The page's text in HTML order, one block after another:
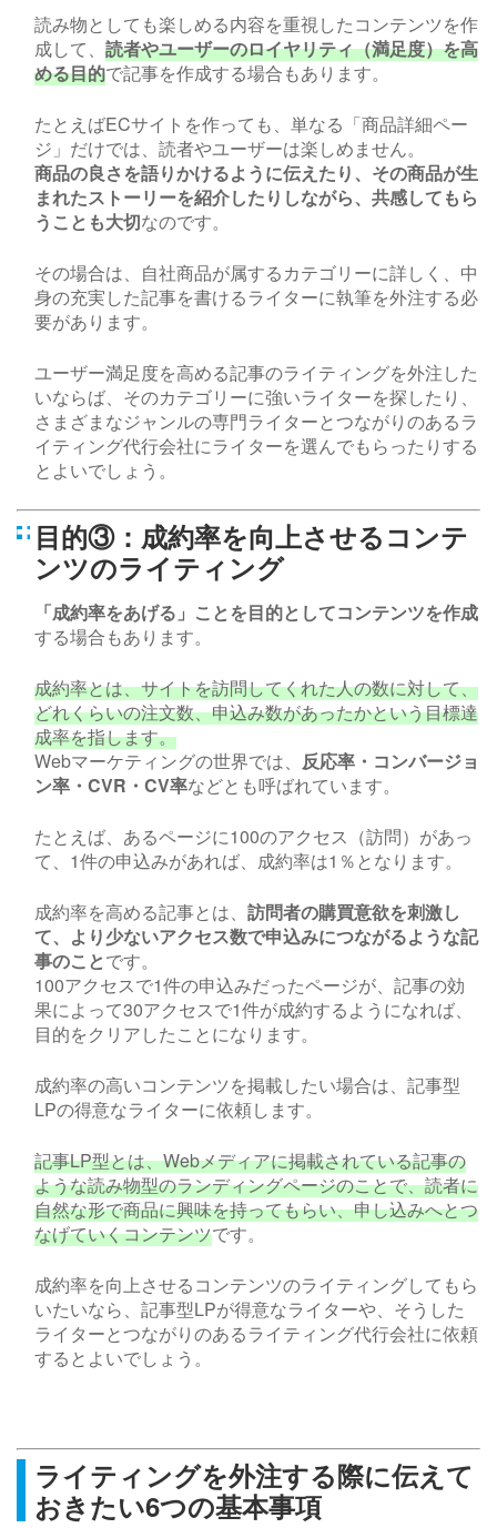
読み物としても楽しめる内容を重視したコンテンツを作
成して、 読者やユーザーのロイヤリティ（満足度）を高
める目的で記事を作成する場合もあります。
たとえばECサイトを作っても、単なる「商品詳細ペー
ジ」だけでは、読者やユーザーは楽しめません。
商品の良さを語りかけるように伝えたり、その商品が生
まれたストーリーを紹介したりしながら、共感してもら
うことも大切なのです。
その場合は、自社商品が属するカテゴリーに詳しく、中
身の充実した記事を書けるライターに執筆を外注する必
要があります。
ユーザー満足度を高める記事のライティングを外注した
いならば、そのカテゴリーに強いライターを探したり、
さまざまなジャンルの専門ライターとつながりのあるラ
イティング代行会社にライターを選んでもらったりする
とよいでしょう。
目的③：成約率を向上させるコンテ
ンツのライティング
「成約率をあげる」ことを目的としてコンテンツを作成
する場合もあります。
成約率とは、サイトを訪問してくれた人の数に対して、
どれくらいの注文数、申込み数があったかという目標達
成率を指します。
Webマーケティングの世界では、 反応率・コンバージョ
ン率・ CVR ・ CV率などとも呼ばれています。
たとえば、あるページに100のアクセス（訪問）があっ
て、 1件の申込みがあれば、成約率は1 ％となります。
成約率を高める記事とは、 訪問者の購買意欲を刺激し
て、より少ないアクセス数で申込みにつながるような記
事のことです。
100アクセスで1件の申込みだったページが、記事の効
果によって30アクセスで1件が成約するようになれば、
目的をクリアしたことになります。
成約率の高いコンテンツを掲載したい場合は、記事型
LPの得意なライターに依頼します。
記事LP型とは、Webメディアに掲載されている記事の
ような読み物型のランディングページのことで、読者に
自然な形で商品に興味を持ってもらい、申し込みへとつ
なげていくコンテンツです。
成約率を向上させるコンテンツのライティングしてもら
いたいなら、記事型LPが得意なライターや、そうした
ライターとつながりのあるライティング代行会社に依頼
するとよいでしょう。
ライティングを外注する際に伝えて
おきたい6つの基本事項